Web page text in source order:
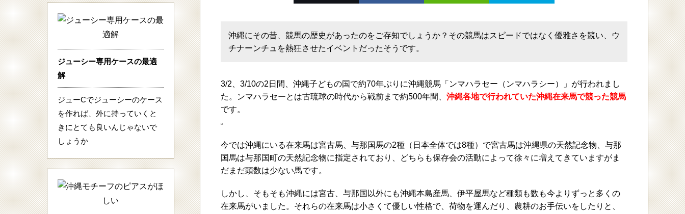
沖縄にその昔、競馬の歴史があったのをご存知でしょうか？その競馬はスピードではなく優雅さを競い、ウ
チナーンチュを熱狂させたイベントだったそうです。
3/2、3/10の2日間、沖縄子どもの国で約70年ぶりに沖縄競馬「ンマハラセー（ンマハラシー）」が行われまし
た。ンマハラセーとは古琉球の時代から戦前まで約500年間、沖縄各地で行われていた沖縄在来馬で競った競馬
です。
今では沖縄にいる在来馬は宮古馬、与那国馬の2種（日本全体では8種）で宮古馬は沖縄県の天然記念物、与那
国馬は与那国町の天然記念物に指定されており、どちらも保存会の活動によって徐々に増えてきていますがま
だまだ頭数は少ない馬です。
しかし、そもそも沖縄には宮古、与那国以外にも沖縄本島産馬、伊平屋馬など種類も数も今よりずっと多くの
在来馬がいました。それらの在来馬は小さくて優しい性格で、荷物を運んだり、農耕のお手伝いをしたりと、
ジューシー専用ケースの最適
解
ジューCでジューシーのケース
を作れば、外に持っていくと
きにとても良いんじゃないで
しょうか